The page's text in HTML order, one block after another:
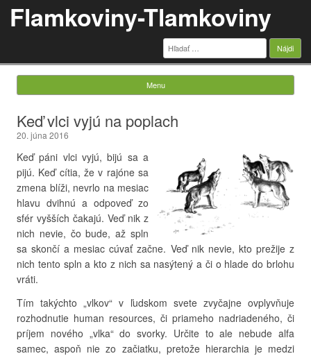
Flamkoviny-Tlamkoviny
Hľadať:
Menu
Keď vlci vyjú na poplach
20. júna 2016
Keď páni vlci vyjú, bijú sa a
pijú. Keď cítia, že v rajóne sa
zmena blíži, nevrlo na mesiac
hlavu dvihnú a odpoveď zo
sfér vyšších čakajú. Veď nik z
nich nevie, čo bude, až spln
sa skončí a mesiac cúvať začne. Veď nik nevie, kto prežije z
nich tento spln a kto z nich sa nasýtený a či o hlade do brlohu
vráti.
Tím takýchto „vlkov“ v ľudskom svete zvyčajne ovplyvňuje
rozhodnutie human resources, či priameho nadriadeného, či
príjem nového „vlka“ do svorky. Určite to ale nebude alfa
samec, aspoň nie zo začiatku, pretože hierarchia je medzi